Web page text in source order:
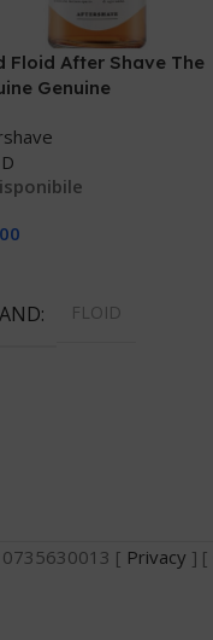
Floid After Shave The
Genuine
FLOID
[ Privacy ] [